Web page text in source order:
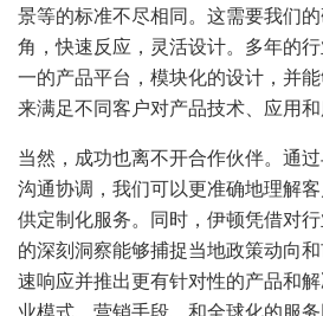
景等的标准不尽相同。这需要我们
角，快速反应，灵活设计。多年的
一的产品平台，模块化的设计，并
来满足不同客户对产品技术、应用和
当然，成功也离不开合作伙伴。通
沟通协调，我们可以更准确地理解
供定制化服务。同时，伊顿凭借对
的深刻洞察能够捕捉当地政策动向
速响应并推出更有针对性的产品和